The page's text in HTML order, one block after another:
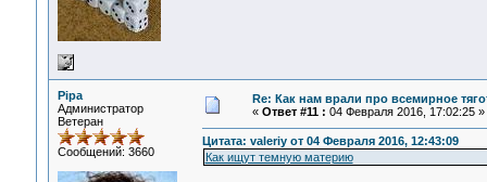
Pipa
Администратор
Ветеран
Сообщений: 3660
Re: Как нам врали про всемирное
« Ответ #11 : 04 Февраля 2016, 17:02:25 »
Цитата: valeriy от 04 Февраля 2016, 12:43:09
Как ищут темную материю